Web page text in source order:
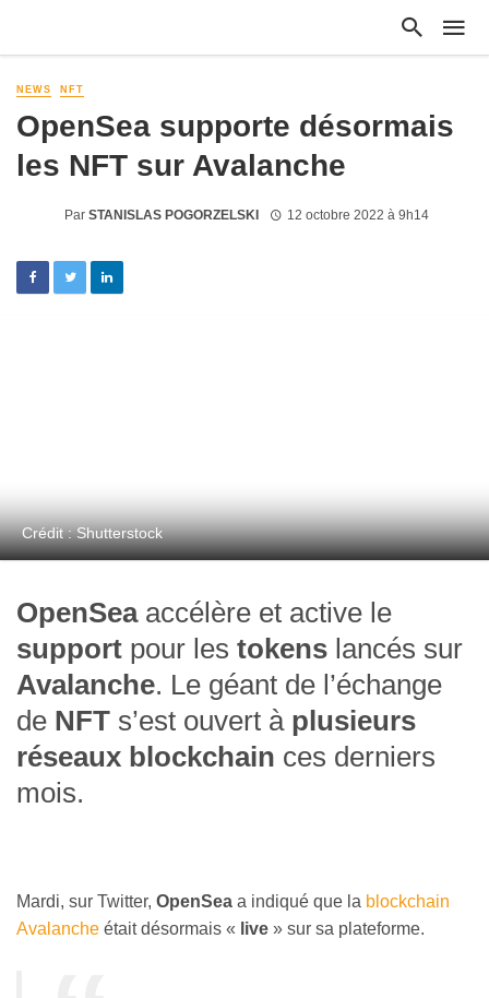
NEWS NFT
OpenSea supporte désormais
les NFT sur Avalanche
Par STANISLAS POGORZELSKI 12 octobre 2022 à 9h14
Crédit : Shutterstock
OpenSeaaccélère et active le
support pour les tokens lancés sur
Avalanche. Le géant de l’échange
de NFT s’est ouvert à plusieurs
réseaux blockchain ces derniers
mois.
Mardi, sur Twitter, OpenSea a indiqué que la blockchain
Avalanche était désormais « live » sur sa plateforme.